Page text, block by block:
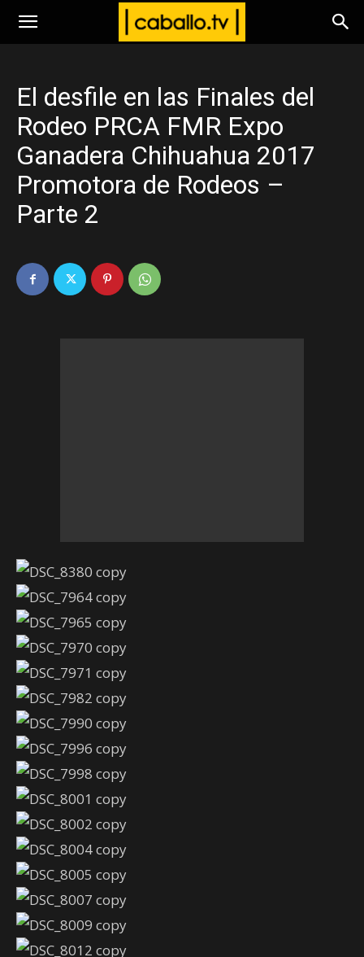
www.caballo.tv
El desfile en las Finales del
Rodeo PRCA FMR Expo
Ganadera Chihuahua 2017
Promotora de Rodeos –
Parte 2